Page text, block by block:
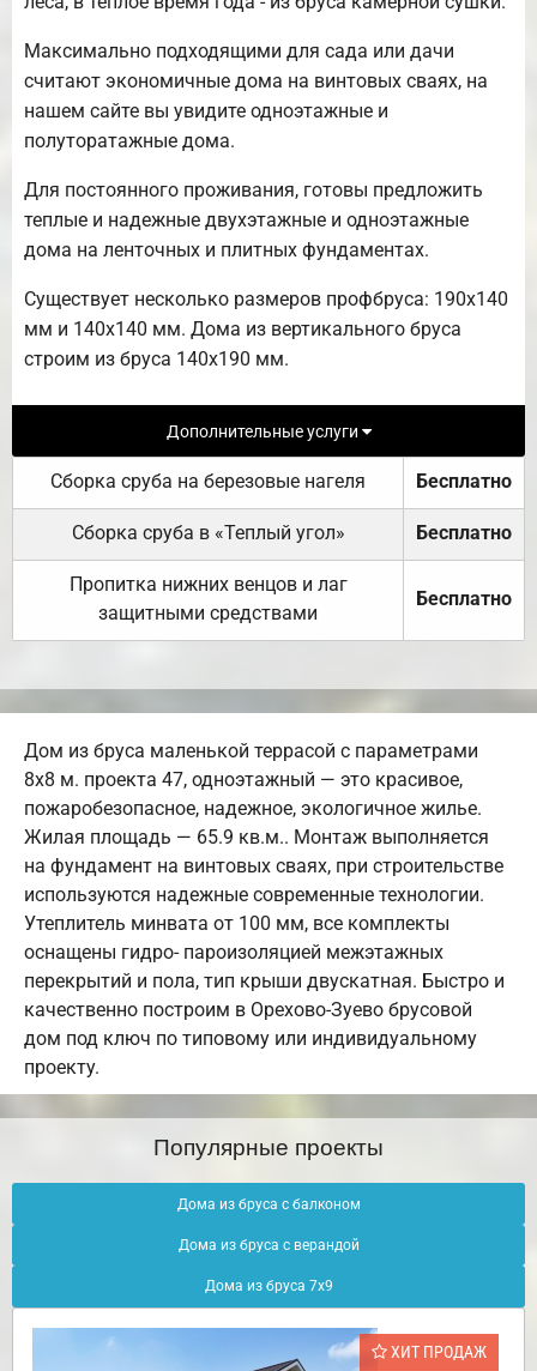
Максимально подходящими для сада или дачи
считают экономичные дома на винтовых сваях, на
нашем сайте вы увидите одноэтажные и
полуторатажные дома.
Для постоянного проживания, готовы предложить
теплые и надежные двухэтажные и одноэтажные
дома на ленточных и плитных фундаментах.
Существует несколько размеров профбруса: 190х140
мм и 140х140 мм. Дома из вертикального бруса
строим из бруса 140х190 мм.
Дополнительные услуги
Сборка сруба на березовые нагеля Бесплатно
Сборка сруба в «Теплый угол» Бесплатно
Пропитка нижних венцов и лаг
защитными средствами
Бесплатно
Дом из бруса маленькой террасой с параметрами
8х8 м. проекта 47, одноэтажный — это красивое,
пожаробезопасное, надежное, экологичное жилье.
Жилая площадь — 65.9 кв.м.. Монтаж выполняется
на фундамент на винтовых сваях, при строительстве
используются надежные современные технологии.
Утеплитель минвата от 100 мм, все комплекты
оснащены гидро- пароизоляцией межэтажных
перекрытий и пола, тип крыши двускатная. Быстро и
качественно построим в Орехово-Зуево брусовой
дом под ключ по типовому или индивидуальному
проекту.
Популярные проекты
Дома из бруса с балконом
Дома из бруса с верандой
Дома из бруса 7х9
ХИТ ПРОДАЖ